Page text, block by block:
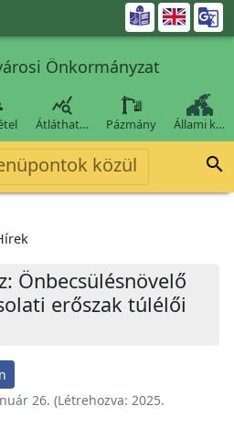

Önkormányzat

Átláthat… Pázmány Állami k…
közül 
Önbecsülésnövelő
erőszak túlélői
26. (Létrehozva: 2025.